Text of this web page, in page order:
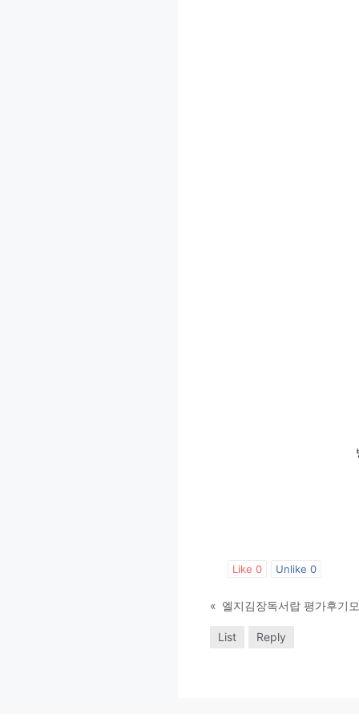
Like 0 Unlike 0
«
List Reply